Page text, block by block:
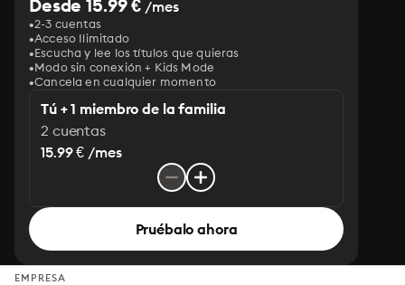
Desde 15.99 € /mes
2-3 cuentas
Acceso Ilimitado
Escucha y lee los títulos que quieras
Modo sin conexión + Kids Mode
Cancela en cualquier momento
Tú + 1 miembro de la familia
2 cuentas
15.99 € /mes
Pruébalo ahora
EMPRESA